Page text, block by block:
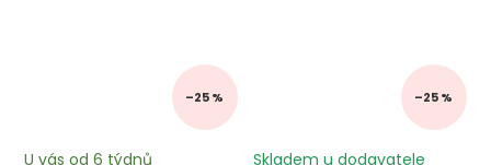
–25 %
U vás od 6 týdnů
–25 %
Skladem u dodavatele